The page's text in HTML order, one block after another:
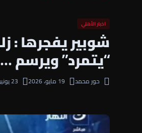
اخبار الأهلي
“يتمرد” ويرسم …
حور محمد 19 مايو، 2026 23 يونيو، 2026